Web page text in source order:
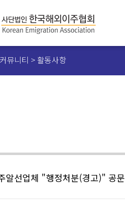
커뮤니티 > 활동사항
알선업체 "행정처분(경고)" 공문